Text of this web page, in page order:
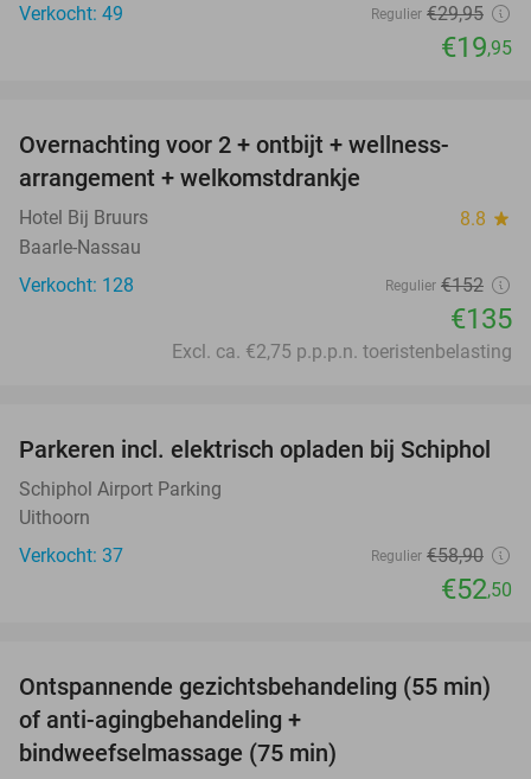
Verkocht: 49
Regulier €29,95
€19,95
Overnachting voor 2 + ontbijt + wellness-
arrangement + welkomstdrankje
Hotel Bij Bruurs 8.8 star
Baarle-Nassau
Verkocht: 128
Regulier €152
€135
Excl. ca. €2,75 p.p.p.n. toeristenbelasting
11%
Parkeren incl. elektrisch opladen bij Schiphol
Schiphol Airport Parking
Uithoorn
Verkocht: 37
Regulier €58,90
€52,50
63%
Ontspannende gezichtsbehandeling (55 min)
of anti-agingbehandeling +
bindweefselmassage (75 min)